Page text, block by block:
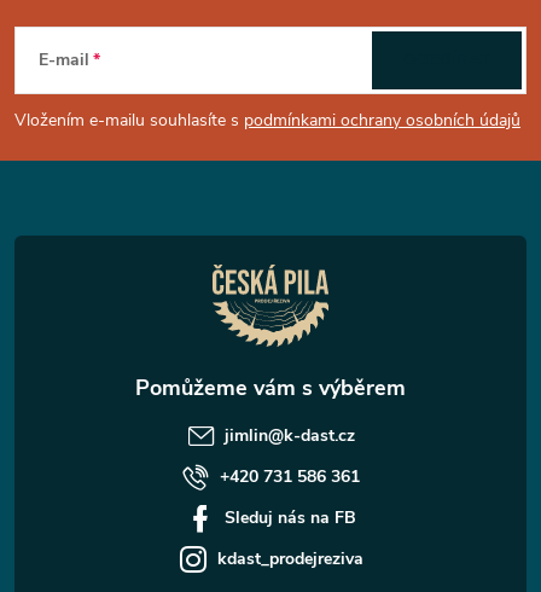
p
a
t
E-mail
Vložením e-mailu souhlasíte s podmínkami ochrany osobních údajů
jimlin@k-dast.cz
+420 731 586 361
Sleduj nás na FB
kdast_prodejreziva